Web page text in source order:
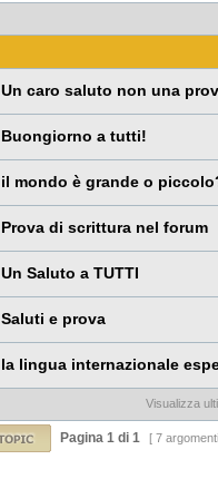
Un caro saluto non una
Buongiorno a tutti!
il mondo è grande o
Prova di scrittura nel forum
Un Saluto a TUTTI
Saluti e prova
la lingua internazionale
Visualizza
Pagina 1 di 1 [ 7